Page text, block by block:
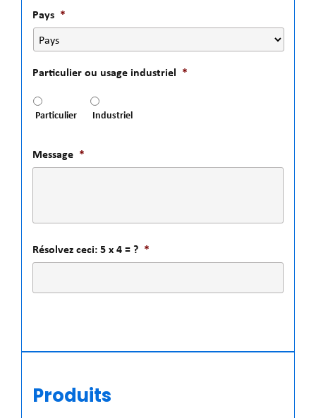
Pays *
Particulier ou usage industriel *
Particulier Industriel
Message *
Résolvez ceci: 5 x 4 = ? *
Produits